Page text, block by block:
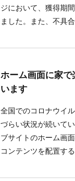
ジにおいて、獲得期
ました。また、不具
ホーム画面に家
います
全国でのコロナウイ
づらい状況が続いて
ブサイトのホーム画
コンテンツを配置す